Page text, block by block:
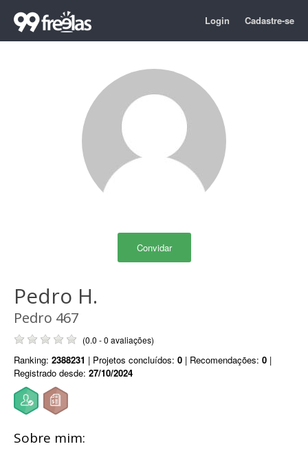
Login Cadastre-se
Convidar
Pedro H.
Pedro 467
(0.0 - 0 avaliações)
Ranking: 2388231 | Projetos concluídos: 0 | Recomendações: 0 |
Registrado desde: 27/10/2024
Sobre mim: